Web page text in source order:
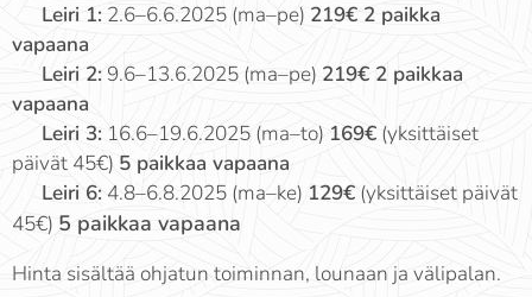
Leiri 1: 2.6–6.6.2025 (ma–pe) 219€ 2 paikka
vapaana
Leiri 2: 9.6–13.6.2025 (ma–pe) 219€ 2 paikkaa
vapaana
Leiri 3: 16.6–19.6.2025 (ma–to) 169€ (yksittäiset
päivät 45€) 5 paikkaa vapaana
Leiri 6: 4.8–6.8.2025 (ma–ke) 129€ (yksittäiset päivät
45€) 5 paikkaa vapaana
Hinta sisältää ohjatun toiminnan, lounaan ja välipalan.